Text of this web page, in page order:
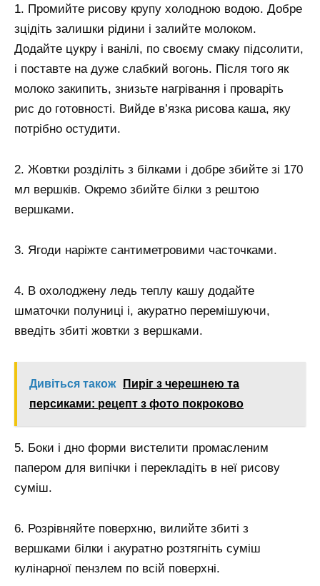
1. Промийте рисову крупу холодною водою. Добре
зцідіть залишки рідини і залийте молоком.
Додайте цукру і ванілі, по своєму смаку підсолити,
і поставте на дуже слабкий вогонь. Після того як
молоко закипить, знизьте нагрівання і проваріть
рис до готовності. Вийде в’язка рисова каша, яку
потрібно остудити.
2. Жовтки розділіть з білками і добре збийте зі 170
мл вершків. Окремо збийте білки з рештою
вершками.
3. Ягоди наріжте сантиметровими часточками.
4. В охолоджену ледь теплу кашу додайте
шматочки полуниці і, акуратно перемішуючи,
введіть збиті жовтки з вершками.
Дивіться також
Пиріг з черешнею та
персиками: рецепт з фото покроково
5. Боки і дно форми вистелити промасленим
папером для випічки і перекладіть в неї рисову
суміш.
6. Розрівняйте поверхню, вилийте збиті з
вершками білки і акуратно розтягніть суміш
кулінарної пензлем по всій поверхні.